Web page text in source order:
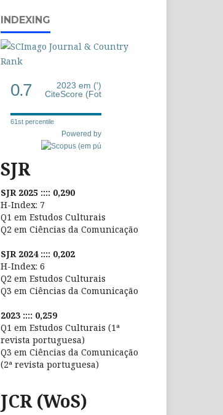
INDEXING
0.7
2023 em (')
CiteScore (Fot
61st percentile
Powered by
SJR
SJR 2025 :::: 0,290
H-Index: 7
Q1 em Estudos Culturais
Q2 em Ciências da Comunicação
SJR 2024 :::: 0,202
H-Index: 6
Q2 em Estudos Culturais
Q3 em Ciências da Comunicação
2023 :::: 0,259
Q1 em Estudos Culturais (1ª
revista portuguesa)
Q3 em Ciências da Comunicação
(2ª revista portuguesa)
JCR (WoS)